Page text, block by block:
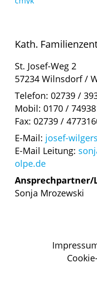
Kath.
St. Josef-Weg 2
57234 Wilnsdorf /
Telefon: 02739 /
Mobil: 0170 /
Fax: 02739 /
E-Mail: josef-
E-Mail Leitung:
olpe.de
Ansprechpartner/
Sonja Mrozewski